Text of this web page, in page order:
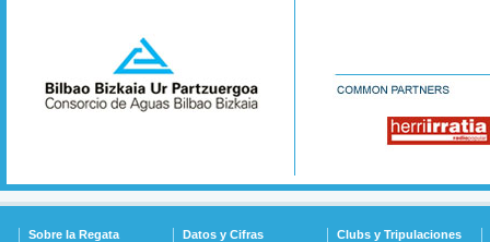
Sobre la Regata
Datos y Cifras
Clubs y Tripulaciones